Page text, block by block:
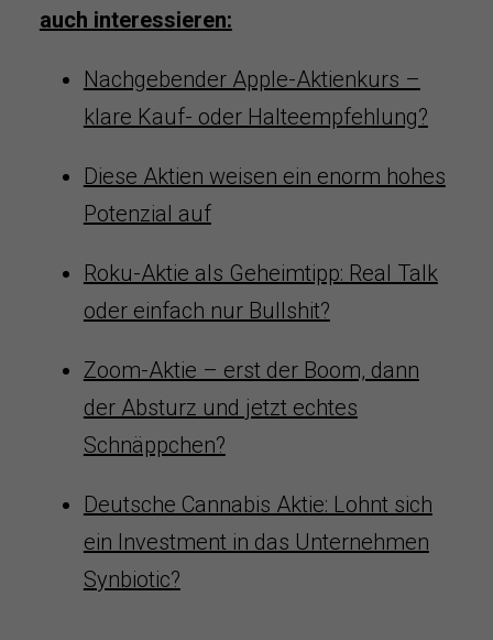
auch interessieren:
Nachgebender Apple-Aktienkurs –
klare Kauf- oder Halteempfehlung?
Diese Aktien weisen ein enorm hohes
Potenzial auf
Roku-Aktie als Geheimtipp: Real Talk
oder einfach nur Bullshit?
Zoom-Aktie – erst der Boom, dann
der Absturz und jetzt echtes
Schnäppchen?
Deutsche Cannabis Aktie: Lohnt sich
ein Investment in das Unternehmen
Synbiotic?